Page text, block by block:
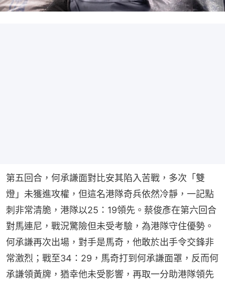
第五回合，何承謙面對比安其陷入苦戰，多次「雙
燈」未獲進攻權，但這名港隊奇兵依然冷靜，一記點
刺非常清脆，港隊以25：19領先。蔡俊彥在第六回合
對馬連尼，戰況驚險但未受考驗，為港隊守住優勢。
何承謙再次出場，對手是馬奇，他敢於出手令交鋒非
常激烈；戰至34：29，馬奇打到何承謙面罩，反而何
承謙領黃牌，猶幸他未受影響，再取一分助港隊領先